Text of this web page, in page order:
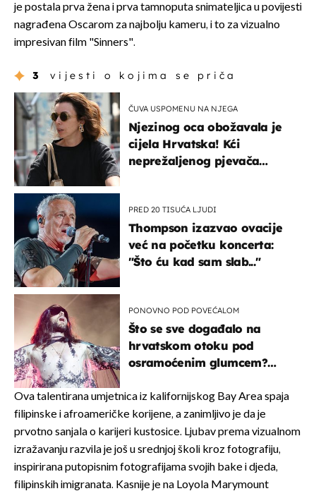
je postala prva žena i prva tamnoputa snimateljica u povijesti
nagrađena Oscarom za najbolju kameru, i to za vizualno
impresivan film "Sinners".
3 vijesti o kojima se priča
ČUVA USPOMENU NA NJEGA
Njezinog oca obožavala je
cijela Hrvatska! Kći
neprežaljenog pjevača
PRED 20 TISUĆA LJUDI
Thompson izazvao ovacije
već na početku koncerta:
"Što ću kad sam slab..."
PONOVNO POD POVEĆALOM
Što se sve događalo na
hrvatskom otoku pod
osramoćenim glumcem?
izazivaju nevjericu
Ova talentirana umjetnica iz kalifornijskog Bay Area spaja
filipinske i afroameričke korijene, a zanimljivo je da je
prvotno sanjala o karijeri kustosice. Ljubav prema vizualnom
izražavanju razvila je još u srednjoj školi kroz fotografiju,
inspirirana putopisnim fotografijama svojih bake i djeda,
filipinskih imigranata. Kasnije je na Loyola Marymount